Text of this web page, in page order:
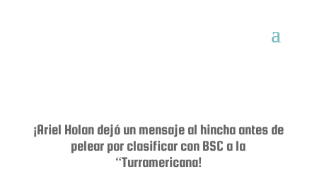
¡Ariel Holan dejó un mensaje al hincha antes de
pelear por clasificar con BSC a la
“Turramericana!